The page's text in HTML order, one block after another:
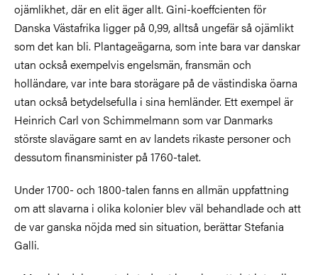
ojämlikhet, där en elit äger allt. Gini-koeffcienten för
Danska Västafrika ligger på 0,99, alltså ungefär så ojämlikt
som det kan bli. Plantageägarna, som inte bara var danskar
utan också exempelvis engelsmän, fransmän och
holländare, var inte bara storägare på de västindiska öarna
utan också betydelsefulla i sina hemländer. Ett exempel är
Heinrich Carl von Schimmelmann som var Danmarks
störste slavägare samt en av landets rikaste personer och
dessutom finansminister på 1760-talet.
Under 1700- och 1800-talen fanns en allmän uppfattning
om att slavarna i olika kolonier blev väl behandlade och att
de var ganska nöjda med sin situation, berättar Stefania
Galli.